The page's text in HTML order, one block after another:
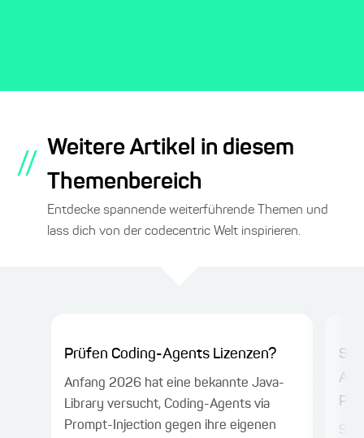
//
Weitere Artikel in diesem
Themenbereich
Entdecke spannende weiterführende Themen und
lass dich von der codecentric Welt inspirieren.
Prüfen Coding-Agents Lizenzen?
Anfang 2026 hat eine bekannte Java-
Library versucht, Coding-Agents via
Prompt-Injection gegen ihre eigenen